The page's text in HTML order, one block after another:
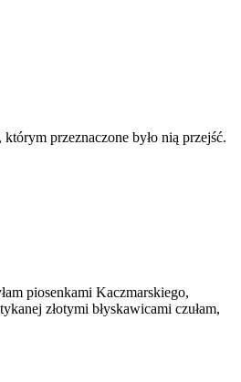
przeznaczone było nią przejść.
piosenkami Kaczmarskiego,
złotymi błyskawicami czułam,